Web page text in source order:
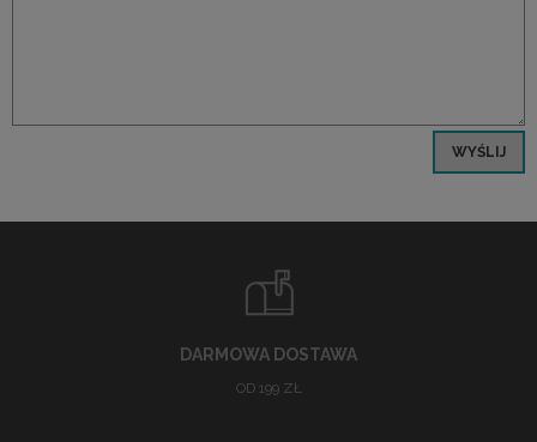
WYŚLIJ
DARMOWA DOSTAWA
OD 199 ZŁ